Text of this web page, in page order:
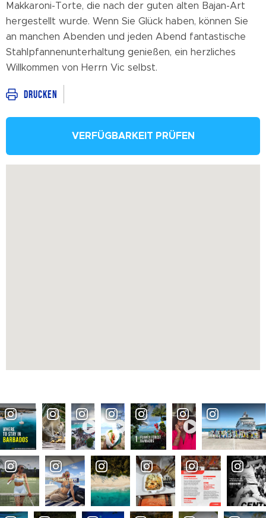
Makkaroni-Torte, die nach der guten alten Bajan-Art
hergestellt wurde. Wenn Sie Glück haben, können Sie
an manchen Abenden und jeden Abend fantastische
Stahlpfannenunterhaltung genießen, ein herzliches
Willkommen von Herrn Vic selbst.
Drucken
VERFÜGBARKEIT PRÜFEN